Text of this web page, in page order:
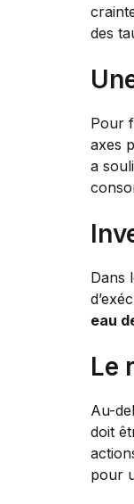
des
Pour
axes
a
Dans
eau
Le
Au-
doit
pour